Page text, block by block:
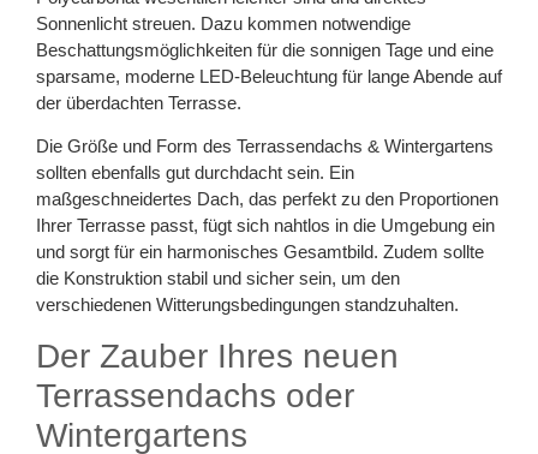
Sonnenlicht streuen. Dazu kommen notwendige
Beschattungsmöglichkeiten für die sonnigen Tage und eine
sparsame, moderne LED-Beleuchtung für lange Abende auf
der überdachten Terrasse.
Die Größe und Form des Terrassendachs & Wintergartens
sollten ebenfalls gut durchdacht sein. Ein
maßgeschneidertes Dach, das perfekt zu den Proportionen
Ihrer Terrasse passt, fügt sich nahtlos in die Umgebung ein
und sorgt für ein harmonisches Gesamtbild. Zudem sollte
die Konstruktion stabil und sicher sein, um den
verschiedenen Witterungsbedingungen standzuhalten.
Der Zauber Ihres neuen
Terrassendachs oder
Wintergartens